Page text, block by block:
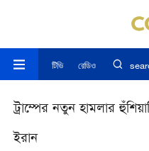
টিভি রেডিও
ট্রাম্পের নতুন হামলার
ইরান